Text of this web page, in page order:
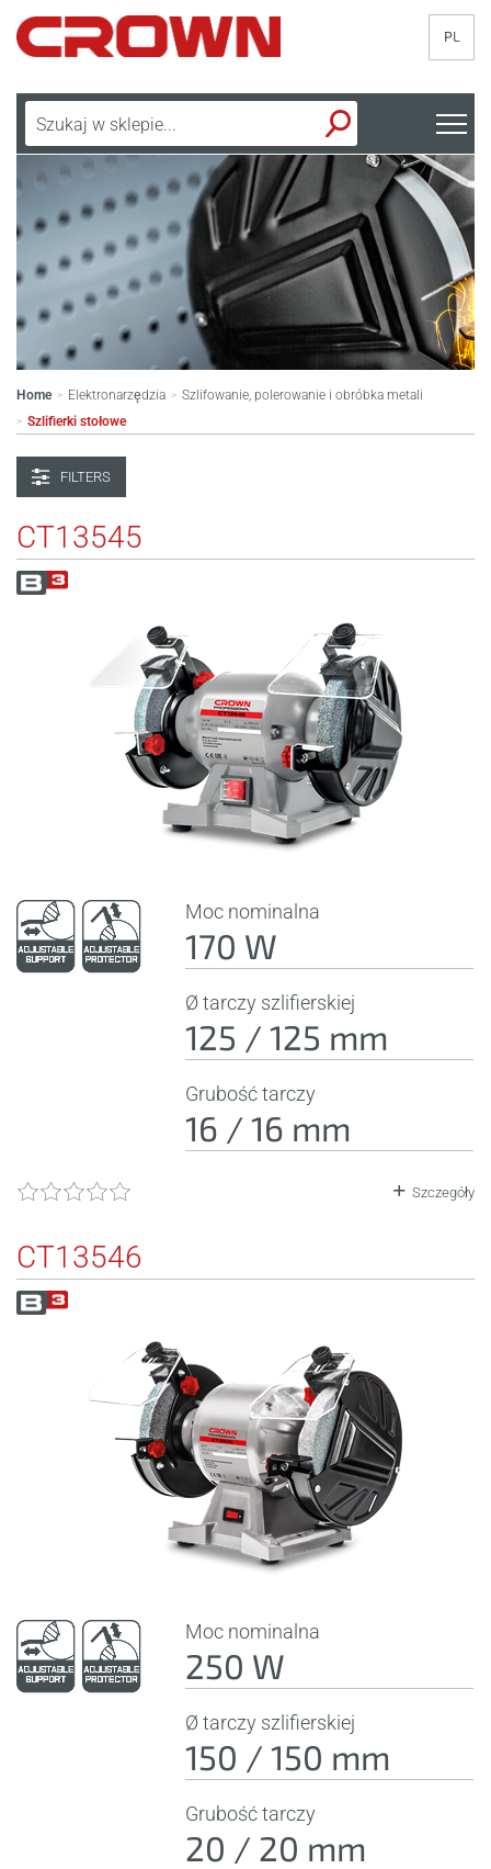
PL
Home > Elektronarzędzia > Szlifowanie, polerowanie i obróbka metali
> Szlifierki stołowe
FILTERS
CT13545
Moc nominalna
170 W
Ø tarczy szlifierskiej
125 / 125 mm
Grubość tarczy
16 / 16 mm
Szczegóły
CT13546
Moc nominalna
250 W
Ø tarczy szlifierskiej
150 / 150 mm
Grubość tarczy
20 / 20 mm